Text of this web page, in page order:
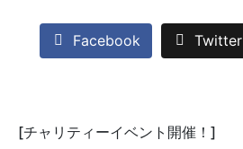
Facebook Twitter
[チャリティーイベント開催！]